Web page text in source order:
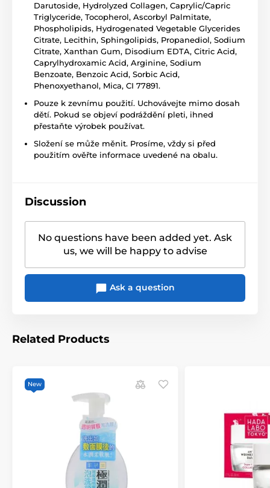
Darutoside, Hydrolyzed Collagen, Caprylic/Capric
Triglyceride, Tocopherol, Ascorbyl Palmitate,
Phospholipids, Hydrogenated Vegetable Glycerides
Citrate, Lecithin, Sphingolipids, Propanediol, Sodium
Citrate, Xanthan Gum, Disodium EDTA, Citric Acid,
Caprylhydroxamic Acid, Arginine, Sodium
Benzoate, Benzoic Acid, Sorbic Acid,
Phenoxyethanol, Mica, CI 77891.
Pouze k zevnímu použití. Uchovávejte mimo dosah
dětí. Pokud se objeví podráždění pleti, ihned
přestaňte výrobek používat.
Složení se může měnit. Prosíme, vždy si před
použitím ověřte informace uvedené na obalu.
Discussion
No questions have been added yet. Ask
us, we will be happy to advise
Ask a question
Related Products
New